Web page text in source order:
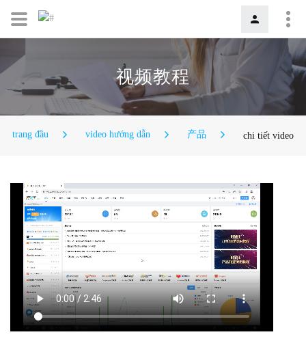
视频教程
trang đầu video hướng dẫn 产品 chi tiết video